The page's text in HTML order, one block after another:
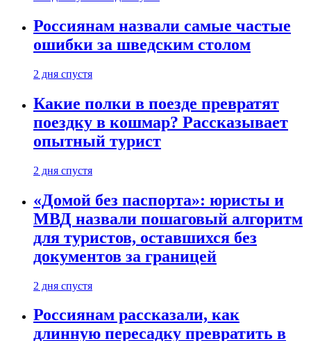
Россиянам назвали самые частые
ошибки за шведским столом
2 дня спустя
Какие полки в поезде превратят
поездку в кошмар? Рассказывает
опытный турист
2 дня спустя
«Домой без паспорта»: юристы и
МВД назвали пошаговый алгоритм
для туристов, оставшихся без
документов за границей
2 дня спустя
Россиянам рассказали, как
длинную пересадку превратить в